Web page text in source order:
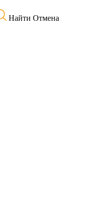
Найти Отмена